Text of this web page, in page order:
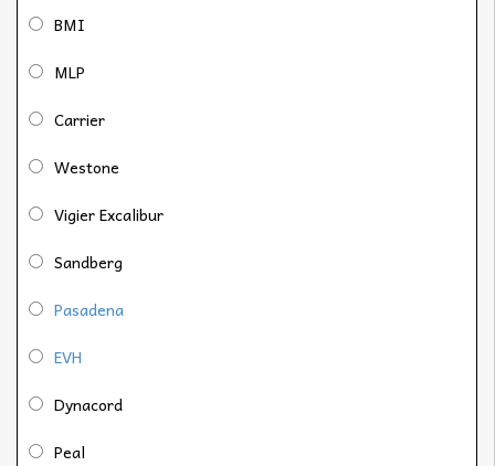
BMI
MLP
Carrier
Westone
Vigier Excalibur
Sandberg
Pasadena
EVH
Dynacord
Peal